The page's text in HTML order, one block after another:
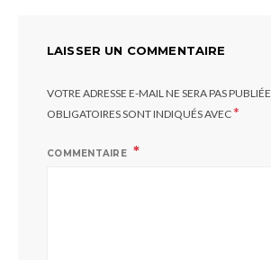
LAISSER UN COMMENTAIRE
VOTRE ADRESSE E-MAIL NE SERA PAS PUBLIÉE.
OBLIGATOIRES SONT INDIQUÉS AVEC*
COMMENTAIRE